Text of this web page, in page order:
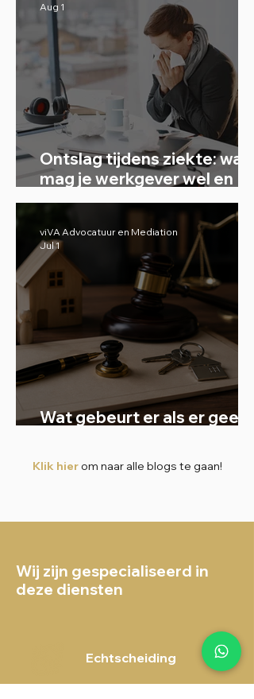
Ontslag tijdens ziekte: wat
mag je werkgever wel en
niet?
Aug 1
Wat gebeurt er als er geen
viVA Advocatuur en Mediation
Jul 1
Klik hierom naar alle blogs te gaan!
Wij zijn gespecialiseerd in
deze diensten
Echtscheiding